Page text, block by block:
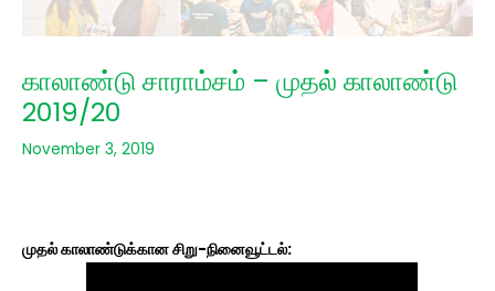
காலாண்டு சாராம்சம் – முதல் காலாண்டு
2019/20
November 3, 2019
முதல் காலாண்டுக்கான சிறு-நினைவூட்டல்: